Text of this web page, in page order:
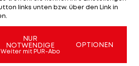
von Schofield mit 3:1 gegen
Ljubljana gewinnen, auf
Position
links unten bzw. über den Link in
NUR
NOTWENDIGE
Weiter mit PUR-Abo
OPTIONEN